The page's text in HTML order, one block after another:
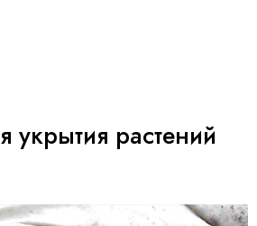
укрытия растений